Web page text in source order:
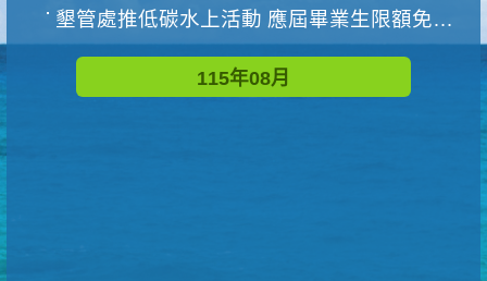
墾管處推低碳水上活動 應屆畢業生限額免費參加
115年08月